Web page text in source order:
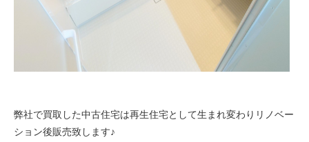
弊社で買取した中古住宅は再生住宅として生まれ変わりリノベー
ション後販売致します♪